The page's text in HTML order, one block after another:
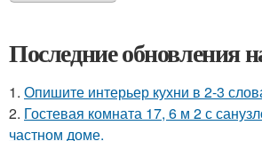
Последние обновления
1. Опишите интерьер кухни в 2-3
2. Гостевая комната 17, 6 м 2 с
частном доме.